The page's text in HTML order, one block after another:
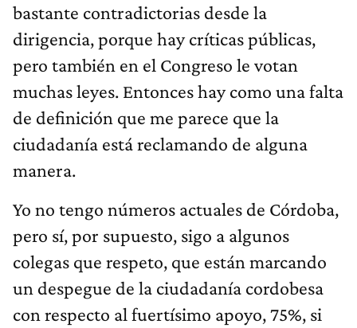
bastante contradictorias desde la
dirigencia, porque hay críticas públicas,
pero también en el Congreso le votan
muchas leyes. Entonces hay como una falta
de definición que me parece que la
ciudadanía está reclamando de alguna
manera.
Yo no tengo números actuales de Córdoba,
pero sí, por supuesto, sigo a algunos
colegas que respeto, que están marcando
un despegue de la ciudadanía cordobesa
con respecto al fuertísimo apoyo, 75%, si